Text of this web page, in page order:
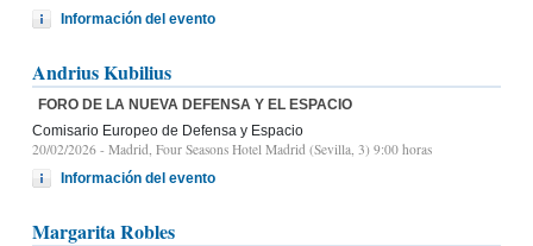
Información del evento
Andrius Kubilius
FORO DE LA NUEVA DEFENSA Y EL ESPACIO
Comisario Europeo de Defensa y Espacio
20/02/2026 - Madrid, Four Seasons Hotel Madrid (Sevilla, 3) 9:00 horas
Información del evento
Margarita Robles